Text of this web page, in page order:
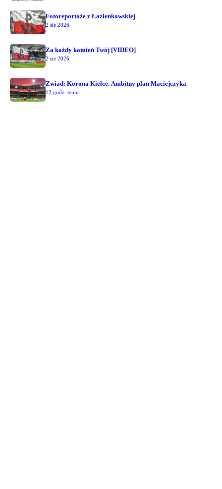
Fotoreportaże z Łazienkowskiej
2 sie 2026
Za każdy kamień Twój [VIDEO]
2 sie 2026
Zwiad: Korona Kielce. Ambitny plan Maciejczyka
12 godz. temu